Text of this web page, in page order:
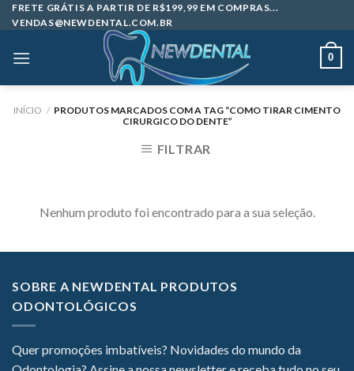
Skip
to
FRETE GRÁTIS A PARTIR DE R$199,99 EM COMPRAS...
VENDAS@NEWDENTAL.COM.BR
0
INÍCIO / PRODUTOS MARCADOS COM A TAG “COMO TIRAR CIMENTO
CIRURGICO DO DENTE”
FILTRAR
Nenhum produto foi encontrado para a sua seleção.
SOBRE A NEWDENTAL PRODUTOS
ODONTOLÓGICOS
Quer promoções imbatíveis? Novidades do mundo da